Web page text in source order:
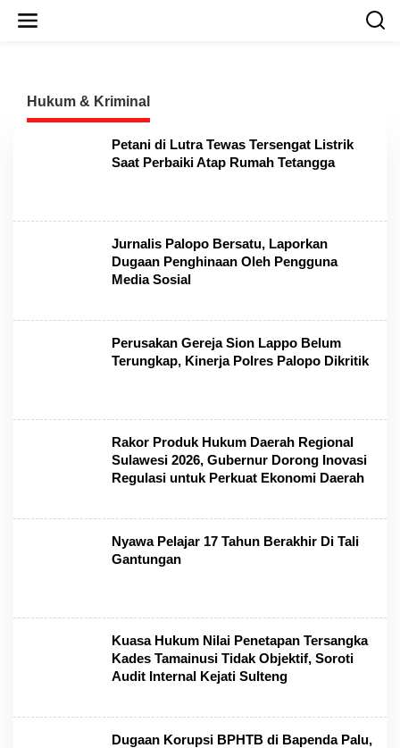
Hukum & Kriminal
Petani di Lutra Tewas Tersengat Listrik
Saat Perbaiki Atap Rumah Tetangga
Jurnalis Palopo Bersatu, Laporkan
Dugaan Penghinaan Oleh Pengguna
Media Sosial
Perusakan Gereja Sion Lappo Belum
Terungkap, Kinerja Polres Palopo Dikritik
Rakor Produk Hukum Daerah Regional
Sulawesi 2026, Gubernur Dorong Inovasi
Regulasi untuk Perkuat Ekonomi Daerah
Nyawa Pelajar 17 Tahun Berakhir Di Tali
Gantungan
Kuasa Hukum Nilai Penetapan Tersangka
Kades Tamainusi Tidak Objektif, Soroti
Audit Internal Kejati Sulteng
Dugaan Korupsi BPHTB di Bapenda Palu,